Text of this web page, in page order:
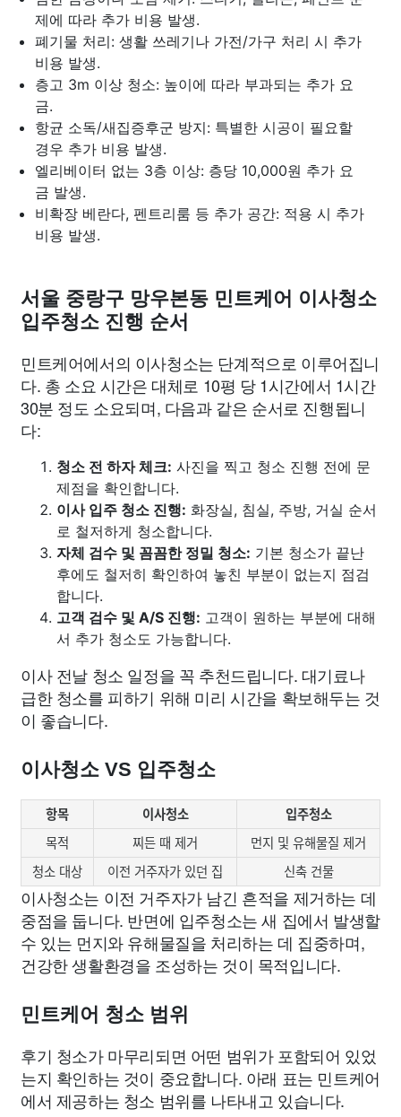
제에 따라 추가 비용 발생.
폐기물 처리: 생활 쓰레기나 가전/가구 처리 시 추가
비용 발생.
층고 3m 이상 청소: 높이에 따라 부과되는 추가 요
금.
항균 소독/새집증후군 방지: 특별한 시공이 필요할
경우 추가 비용 발생.
엘리베이터 없는 3층 이상: 층당 10,000원 추가 요
금 발생.
비확장 베란다, 펜트리룸 등 추가 공간: 적용 시 추가
비용 발생.
서울 중랑구 망우본동 민트케어 이사청소
입주청소 진행 순서
민트케어에서의 이사청소는 단계적으로 이루어집니
다. 총 소요 시간은 대체로 10평 당 1시간에서 1시간
30분 정도 소요되며, 다음과 같은 순서로 진행됩니
다:
청소 전 하자 체크: 사진을 찍고 청소 진행 전에 문
제점을 확인합니다.
이사 입주 청소 진행: 화장실, 침실, 주방, 거실 순서
로 철저하게 청소합니다.
자체 검수 및 꼼꼼한 정밀 청소: 기본 청소가 끝난
후에도 철저히 확인하여 놓친 부분이 없는지 점검
합니다.
고객 검수 및 A/S 진행: 고객이 원하는 부분에 대해
서 추가 청소도 가능합니다.
이사 전날 청소 일정을 꼭 추천드립니다. 대기료나
급한 청소를 피하기 위해 미리 시간을 확보해두는 것
이 좋습니다.
이사청소 VS 입주청소
항목 이사청소
입주청소
목적
찌든 때 제거
먼지 및 유해물질 제거
청소 대상
이전 거주자가 있던 집 신축 건물
이사청소는 이전 거주자가 남긴 흔적을 제거하는 데
중점을 둡니다. 반면에 입주청소는 새 집에서 발생할
수 있는 먼지와 유해물질을 처리하는 데 집중하며,
건강한 생활환경을 조성하는 것이 목적입니다.
민트케어 청소 범위
후기 청소가 마무리되면 어떤 범위가 포함되어 있었
는지 확인하는 것이 중요합니다. 아래 표는 민트케어
에서 제공하는 청소 범위를 나타내고 있습니다.